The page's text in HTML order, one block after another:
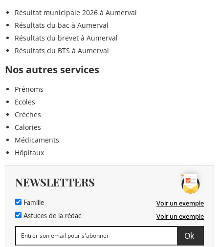
Résultat municipale 2026 à Aumerval
Résultats du bac à Aumerval
Résultats du brevet à Aumerval
Résultats du BTS à Aumerval
Nos autres services
Prénoms
Ecoles
Crèches
Calories
Médicaments
Hôpitaux
NEWSLETTERS
Famille Voir un exemple
Astuces de la rédac Voir un exemple